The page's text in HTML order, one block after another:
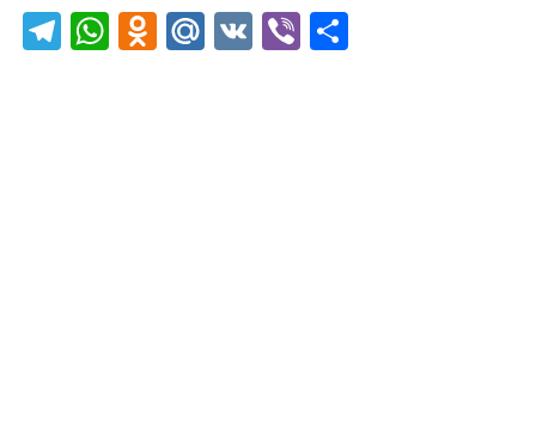
Telegram
WhatsApp
Odnoklassniki
Mail.Ru
VK Viber